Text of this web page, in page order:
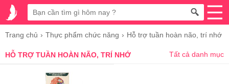
Trang chủ Thực phẩm chức năng Hỗ trợ tuần hoàn não, trí nhớ
HỖ TRỢ TUẦN HOÀN NÃO, TRÍ NHỚ Tất cả danh mục